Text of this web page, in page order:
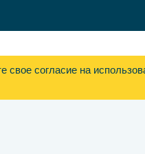
свое согласие на